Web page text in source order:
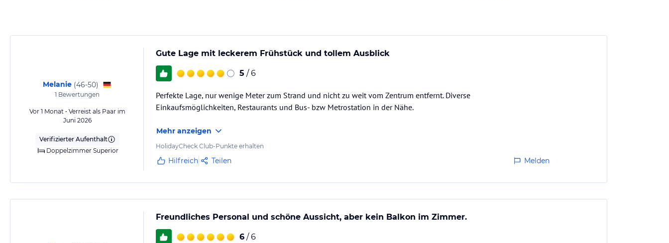
Melanie (46-50)
1 Bewertungen
Vor 1 Monat • Verreist als Paar im
Juni 2026
Verifizierter Aufenthalt
Doppelzimmer Superior
Gute Lage mit leckerem Frühstück und tollem Ausblick
5 / 6
Perfekte Lage, nur wenige Meter zum Strand und nicht zu weit vom Zentrum entfernt. Diverse
Einkaufsmöglichkeiten, Restaurants und Bus- bzw Metrostation in der Nähe.
Mehr anzeigen
HolidayCheck Club-Punkte erhalten
Hilfreich Teilen Melden
Freundliches Personal und schöne Aussicht, aber kein Balkon im Zimmer.
6 / 6